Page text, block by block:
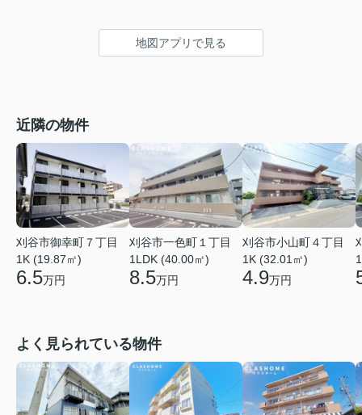
地図アプリで見る
近隣の物件
刈谷市御幸町７丁目
1K (19.87㎡)
6.5万円
刈谷市一色町１丁目
1LDK (40.00㎡)
8.5万円
刈谷市小山町４丁目
1K (32.01㎡)
4.9万円
よく見られている物件